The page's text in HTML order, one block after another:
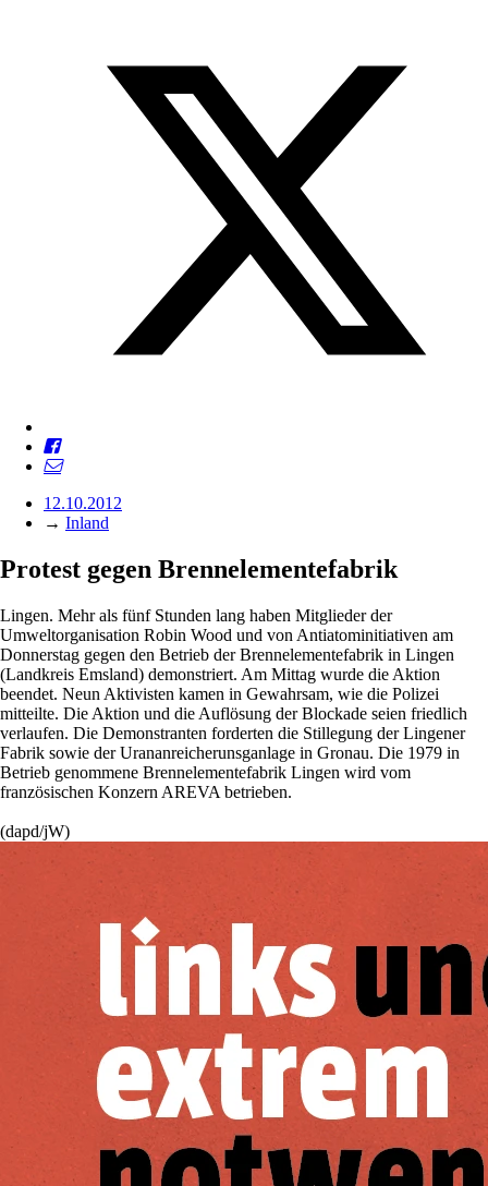
12.10.2012
→ Inland
Protest gegen ­Brennelementefabrik
Lingen. Mehr als fünf Stunden lang haben Mitglieder der
Umweltorganisation Robin Wood und von Anti­atom­initiativen am
Donnerstag gegen den Betrieb der Brennelementefabrik in Lingen
(Landkreis Emsland) demonstriert. Am Mittag wurde die Aktion
beendet. Neun Aktivisten kamen in Gewahrsam, wie die Polizei
mitteilte. Die Aktion und die Auflösung der Blockade seien friedlich
verlaufen. Die Demonstranten forderten die Stillegung der Lingener
Fabrik sowie der Urananreicherunsganlage in Gronau. Die 1979 in
Betrieb genommene Brennelementefabrik Lingen wird vom
französischen Konzern AREVA betrieben.
(dapd/jW)